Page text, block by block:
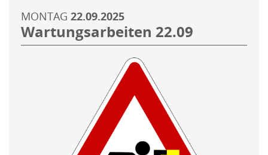
MONTAG 22.09.2025
Wartungsarbeiten 22.09